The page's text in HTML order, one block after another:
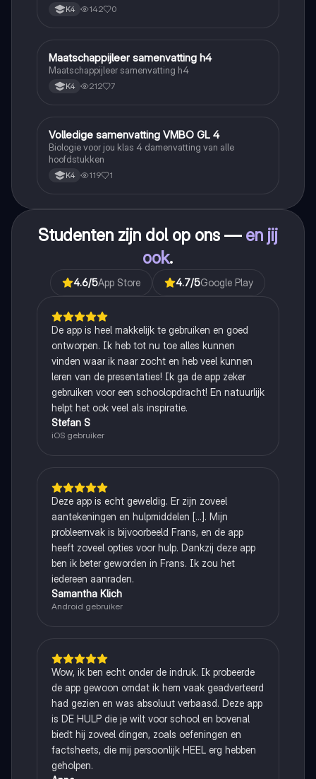
K4 142 0
Maatschappijleer
Maatschappijleer samenvatting h4
Maatschappijleer samenvatting h4
K4 212 7
Biologie
Volledige samenvatting VMBO GL 4
Biologie voor jou klas 4 damenvatting van alle
hoofdstukken
K4 119 1
Studenten zijn dol op ons — en jij
ook.
4.6/5App Store 4.7/5Google Play
De app is heel makkelijk te gebruiken en goed
ontworpen. Ik heb tot nu toe alles kunnen
vinden waar ik naar zocht en heb veel kunnen
leren van de presentaties! Ik ga de app zeker
gebruiken voor een schoolopdracht! En natuurlijk
helpt het ook veel als inspiratie.
Stefan S
iOS gebruiker
Deze app is echt geweldig. Er zijn zoveel
aantekeningen en hulpmiddelen [...]. Mijn
probleemvak is bijvoorbeeld Frans, en de app
heeft zoveel opties voor hulp. Dankzij deze app
ben ik beter geworden in Frans. Ik zou het
iedereen aanraden.
Samantha Klich
Android gebruiker
Wow, ik ben echt onder de indruk. Ik probeerde
de app gewoon omdat ik hem vaak geadverteerd
had gezien en was absoluut verbaasd. Deze app
is DE HULP die je wilt voor school en bovenal
biedt hij zoveel dingen, zoals oefeningen en
factsheets, die mij persoonlijk HEEL erg hebben
geholpen.